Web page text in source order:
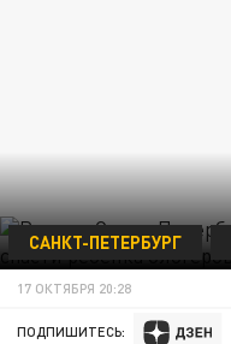
САНКТ-ПЕТЕРБУРГ
17 ОКТЯБРЯ 20:28
ПОДПИШИТЕСЬ: